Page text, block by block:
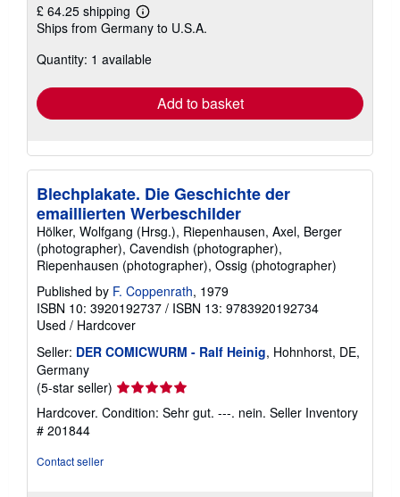
£ 64.25 shipping
Learn
more
shipping
Ships from Germany to U.S.A.
Quantity: 1 available
Add to basket
Blechplakate. Die Geschichte der
emaillierten Werbeschilder
Hölker, Wolfgang (Hrsg.), Riepenhausen, Axel, Berger
(photographer), Cavendish (photographer),
Riepenhausen (photographer), Ossig (photographer)
Published by F. Coppenrath, 1979
ISBN 10: 3920192737 / ISBN 13: 9783920192734
Used / Hardcover
Seller: DER COMICWURM - Ralf Heinig, Hohnhorst, DE,
Germany
(5-star seller) Seller
rating
5
Hardcover. Condition: Sehr gut. ---. nein. Seller Inventory
# 201844
Contact seller